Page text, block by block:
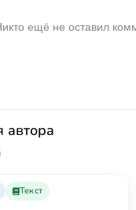
ещё не оставил
автора
Текст